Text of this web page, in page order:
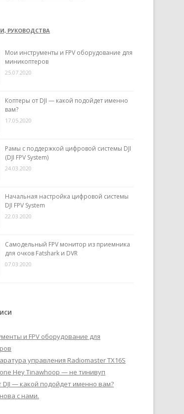
РУКОВОДСТВА
Мои инструменты и FPV оборудование для
миникоптеров
25.07.2020
Коптеры от DJI — какой подойдет именно
вам?
17.05.2020
Рамы с поддержкой цифровой системы DJI
(DJI FPV System)
24.03.2020
Начальная настройка цифровой системы
DJI FPV System
22.03.2020
Самодельный FPV монитор из приемника
для очков Fatshark и DVR
07.03.2020
и FPV оборудование для
управления Radiomaster TX16S
Hey Tinawhoop — не тинивуп
DJI — какой подойдет именно вам?
с нами.